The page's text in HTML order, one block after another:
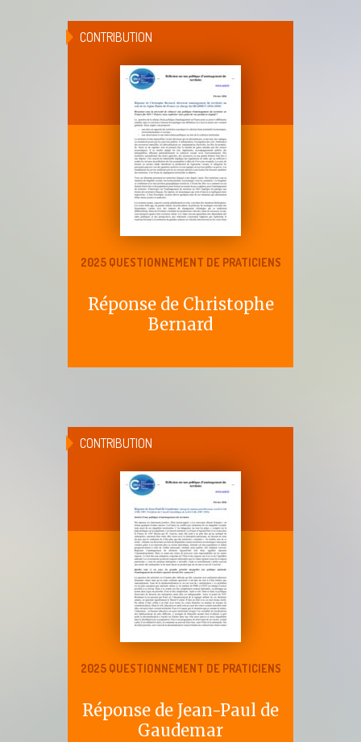
CONTRIBUTION
2025 QUESTIONNEMENT DE PRATICIENS
Réponse de Christophe
Bernard
CONTRIBUTION
2025 QUESTIONNEMENT DE PRATICIENS
Réponse de Jean-Paul de
Gaudemar